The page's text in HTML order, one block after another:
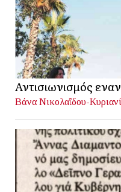
Αντισιωνισμός
Βάνα Νικολαΐδου-